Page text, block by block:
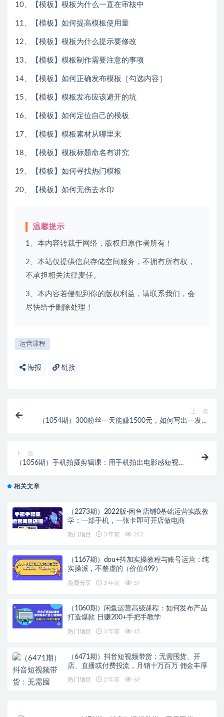
10、【模板】模板为什么一直在审核中
11、【模板】如何提高模板使用量
12、【模板】模板为什么提示要修改
13、【模板】模板制作需要注意的事项
14、【模板】如何正确发布模板［勾选内容］
15、【模板】模板发布应该避开的坑
16、【模板】如何定位自己的模板
17、【模板】模板素材从哪里来
18、【模板】模板标题命名有讲究
19、【模板】如何寻找热门模板
20、【模板】如何无伤去水印
温馨提示
1、本内容转裁于网络，版权归原作者所有！
2、本站仅提供信息存储空间服务，不拥有所有权，
不承担相关法律麦任。
3、本内容若侵犯到你的版权利益，请联系我们，会
尽快给予删除处理！
运营课程
海报 链接
上一篇
（1054期）300粉丝一天能赚1500元，如何写出一发布
下一篇
（1056期）手机拍摄剪辑课：用手机拍出电影感短视
相关文章
（2273期）2022版-闲鱼店铺0基础运营实战教
学：一部手机，一张卡即可开店做电商
热门项目 3 年前 212
（1167期）dou+抖加实操教程与账号运营：纯
实操派，不整虚的（价值499）
免费分享 3 年前 37
（1060期）闲鱼运营高级课程：如何发布产品
打造爆款 日赚200+手把手教学
热门项目 3 年前 45
（6471期）抖音短视频带货：无需囤货、开
店、直播或付费投流，月销十万百万 佣金丰厚
热门项目 2 年前 62